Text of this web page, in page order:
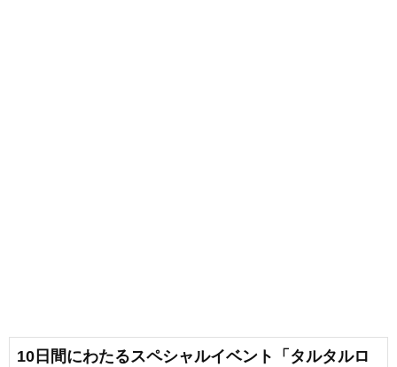
10日間にわたるスペシャルイベント「タルタルロ